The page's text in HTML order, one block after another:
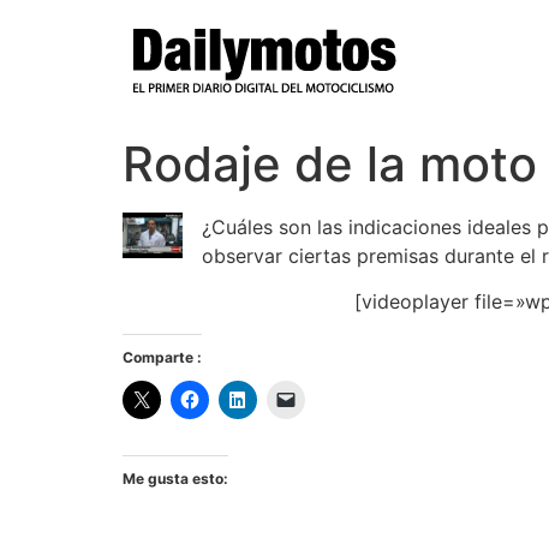
Rodaje de la moto
¿Cuáles son las indicaciones ideales
observar ciertas premisas durante el
[videoplayer
Comparte :
Me gusta esto: